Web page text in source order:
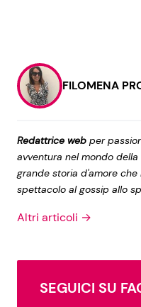
FILOMENA
Redattrice web per
avventura nel mondo della
grande storia d'amore
spettacolo al gossip allo
Altri articoli →
SEGUICI SU